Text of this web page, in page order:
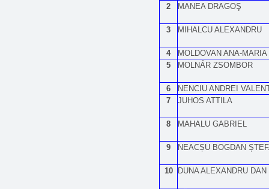
2 MANEA DRAGOŞ
3 MIHALCU ALEXANDRU
4
MOLDOVAN ANA-MARIA
5
MOLNÁR ZSOMBOR
6
NENCIU ANDREI
7
JUHOS ATTILA
8 MAHALU GABRIEL
9 NEACȘU BOGDAN
10 DUNA ALEXANDRU DAN